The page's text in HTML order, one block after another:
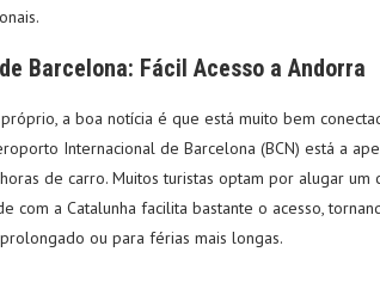
Barcelona: Fácil Acesso a Andorra
a boa notícia é que está muito bem
Internacional de Barcelona (BCN) está a
de carro. Muitos turistas optam por alugar um
com a Catalunha facilita bastante o acesso,
ou para férias mais longas.